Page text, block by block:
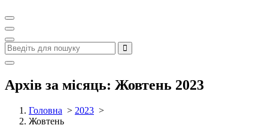
Архів за місяць: Жовтень 2023
Головна > 2023 >
Жовтень